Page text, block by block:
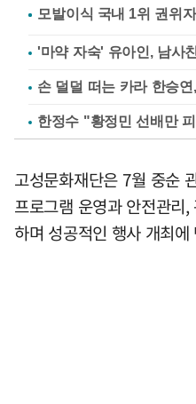
'마약 자숙' 유아인, 남사
손 덜덜 떠는 카라 한승
한정수 "황정민 선배만
고성문화재단은 7월 중순
프로그램 운영과 안전관리
하며 성공적인 행사 개최